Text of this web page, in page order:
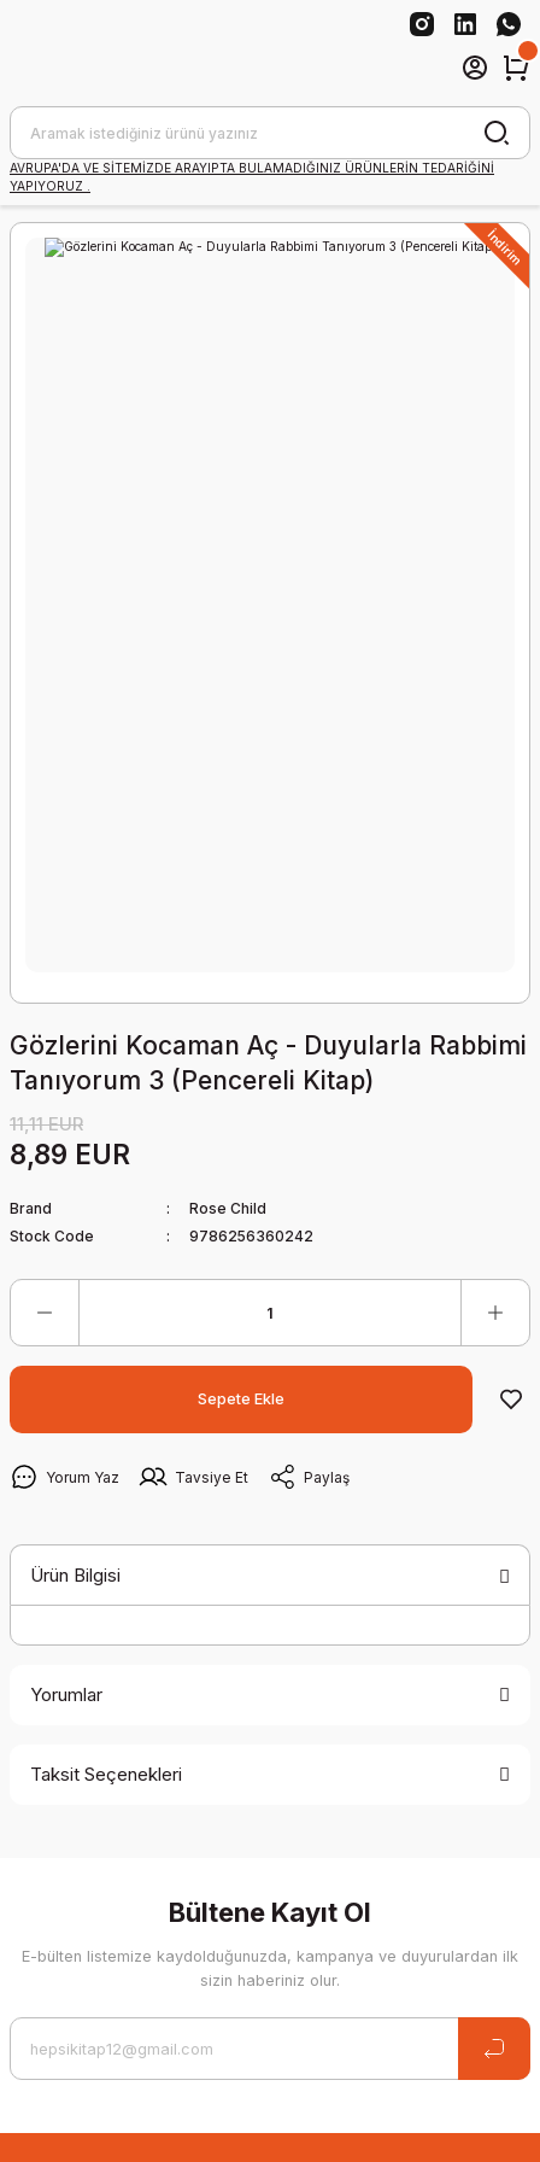
AVRUPA'DA VE SİTEMİZDE ARAYIPTA BULAMADIĞINIZ ÜRÜNLERİN TEDARİĞİNİ
YAPIYORUZ .
İndirim
Gözlerini Kocaman Aç - Duyularla Rabbimi
Tanıyorum 3 (Pencereli Kitap)
11,11 EUR
8,89 EUR
Brand
Rose Child
Stock Code
9786256360242
Sepete Ekle
Yorum Yaz Tavsiye Et Paylaş
Ürün Bilgisi
Yorumlar
Taksit Seçenekleri
Bültene Kayıt Ol
E-bülten listemize kaydolduğunuzda, kampanya ve duyurulardan ilk
sizin haberiniz olur.